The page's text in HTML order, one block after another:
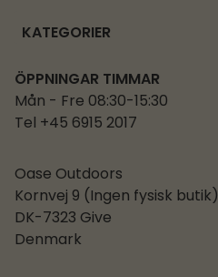
KATEGORIER
ÖPPNINGAR TIMMAR
Mån - Fre 08:30-15:30
Tel +45 6915 2017
Oase Outdoors
Kornvej 9 (Ingen fysisk butik)
DK-7323 Give
Denmark